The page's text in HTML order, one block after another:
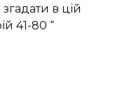
в цій
41-80 “